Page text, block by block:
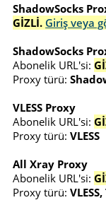
ShadowSocks
GİZLİ. Giriş veya
ShadowSocks
Abonelik URL'si:
Proxy türü:
VLESS Proxy
Abonelik URL'si:
Proxy türü: VLESS
All Xray Proxy
Abonelik URL'si:
Proxy türü: